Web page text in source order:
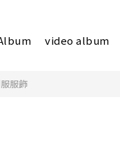
video album
服飾